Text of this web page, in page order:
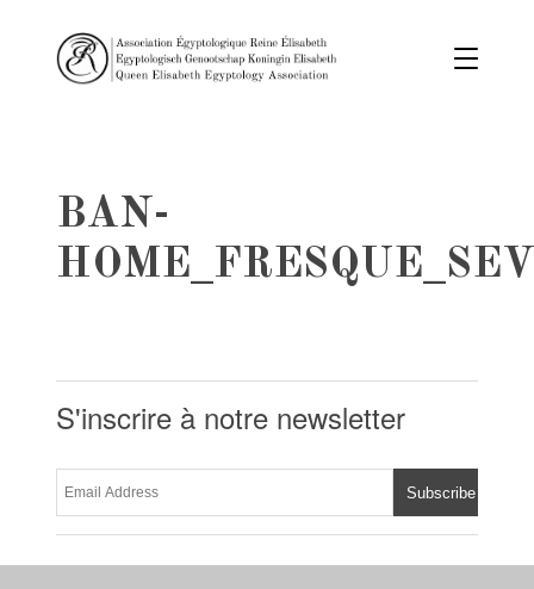
BAN-
S'inscrire à notre newsletter